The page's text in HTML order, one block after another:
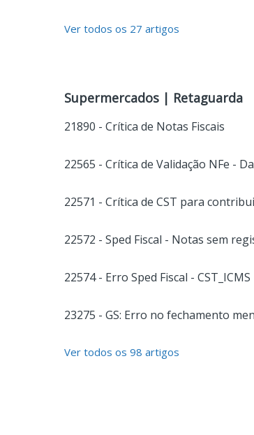
Ver todos os 27 artigos
Supermercados | Retaguarda
21890 - Crítica de Notas Fiscais
22565 - Crítica de Validação NFe -
22571 - Crítica de CST para
22572 - Sped Fiscal - Notas sem
22574 - Erro Sped Fiscal -
23275 - GS: Erro no fechamento
Ver todos os 98 artigos